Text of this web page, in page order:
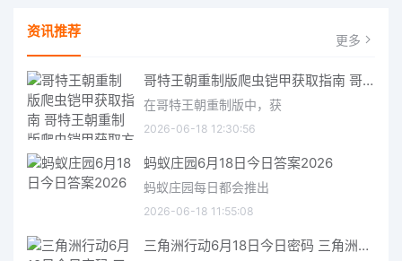
资讯推荐 更多
哥特王朝重制版爬虫铠甲获取指南 哥特王朝重制版爬虫铠甲获取方法
在哥特王朝重制版中，获
2026-06-18 12:30:56
蚂蚁庄园6月18日今日答案2026
蚂蚁庄园每日都会推出
2026-06-18 11:55:08
三角洲行动6月18日今日密码 三角洲行动2026年6月18今日摩斯密码分享